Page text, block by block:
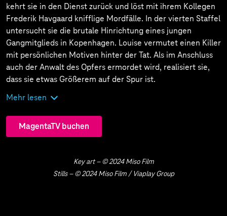
kehrt sie in den Dienst zurück und löst mit ihrem Kollegen
Frederik Havgaard knifflige Mordfälle. In der vierten Staffel
untersucht sie die brutale Hinrichtung eines jungen
Gangmitglieds in Kopenhagen. Louise vermutet einen Killer
mit persönlichen Motiven hinter der Tat. Als im Anschluss
auch der Anwalt des Opfers ermordet wird, realisiert sie,
dass sie etwas Größerem auf der Spur ist.
Mehr lesen
MagentaTV buchen
Key art – © 2024 Miso Film
Stills – © 2024 Miso Film / Viaplay Group